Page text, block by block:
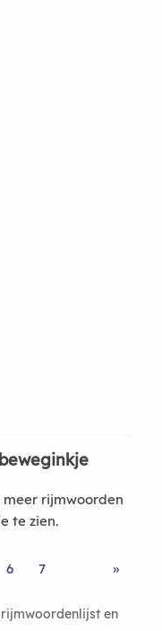
rijmwoorden
te zien.
6 7 »
en